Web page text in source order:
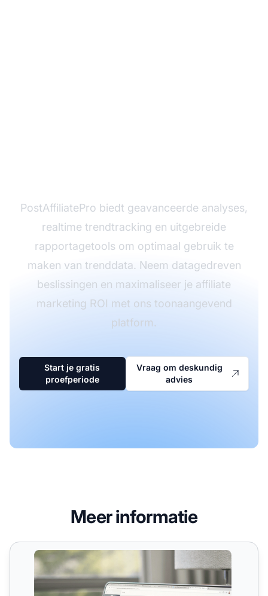
PostAffiliatePro biedt geavanceerde analyses,
realtime trendtracking en uitgebreide
rapportagetools om optimaal gebruik te
maken van trenddata. Neem datagedreven
beslissingen en maximaliseer je affiliate
marketing ROI met ons toonaangevend
platform.
Start je gratis
proefperiode
Vraag om deskundig
advies
Meer informatie
Trendanalyse Rapport